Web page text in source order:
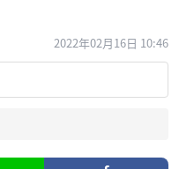
2022年02月16日 10:46